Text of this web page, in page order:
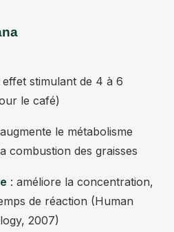
effet stimulant de 4 à 6
le café)
le métabolisme
combustion des graisses
: améliore la concentration,
de réaction (Human
2007)